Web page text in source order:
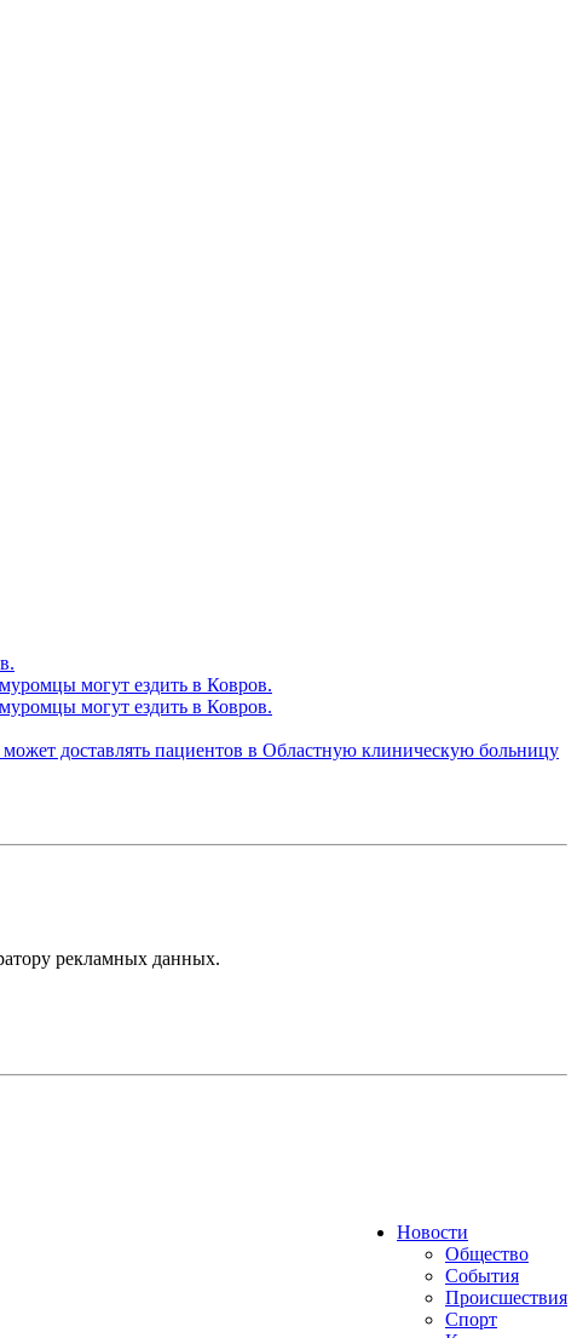
могут ездить в Ковров.
могут ездить в Ковров.
доставлять пациентов в Областную клиническую больницу
рекламных данных.
Новости
Общество
События
Происшествия
Спорт